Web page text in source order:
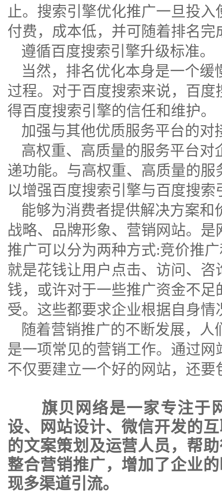
止。搜索引擎优化推广一旦投
付费，成本低，并可随着排名
遵循百度搜索引擎升级标准。
当然，排名优化本身是一个
过程。对于百度搜索来说，百
得百度搜索引擎的信任和维护。
加强与其他优质服务平台的对
高权重、高质量的服务平台
递功能。与高权重、高质量的
以增强百度搜索引擎与百度搜
能够为消费者提供解决方案
战略、品牌形象、营销网站。
推广可以分为两种方式:竞价推
就是花钱让用户点击、访问、
钱，或许对于一些推广资金不
受。这些都要求企业根据自身情
随着营销推广的不断发展，
是一项常见的营销工作。通过
不仅要建立一个好的网站，还
旗贝网络是一家专注于
设、 网站设计、微信开发的
的文案策划及运营人员，帮
整合营销推广，增加了企业
现多渠道引流。